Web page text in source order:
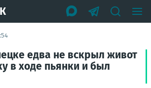
едва не вскрыл живот
в ходе пьянки и был